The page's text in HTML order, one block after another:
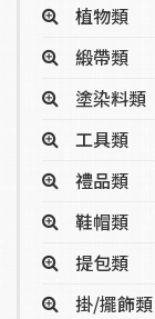
植物類
緞帶類
塗染料類
工具類
禮品類
鞋帽類
提包類
掛/擺飾類